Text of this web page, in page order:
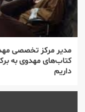
مدیر مركز تخصصی
كتاب‌های مهدوی به
داریم